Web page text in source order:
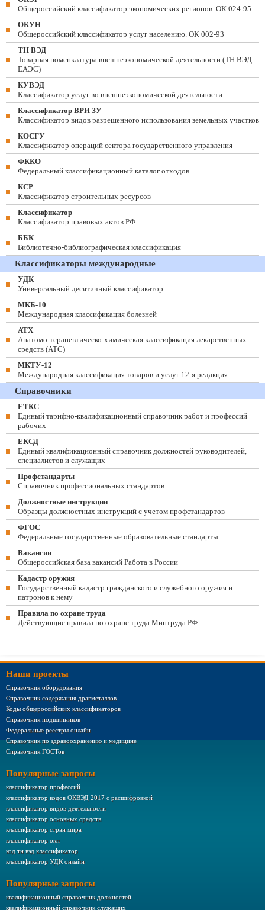
Общероссийский классификатор экономических регионов. ОК 024-95
ОКУН
Общероссийский классификатор услуг населению. ОК 002-93
ТН ВЭД
Товарная номенклатура внешнеэкономической деятельности (ТН ВЭД
ЕАЭС)
КУВЭД
Классификатор услуг во внешнеэкономической деятельности
Классификатор ВРИ ЗУ
Классификатор видов разрешенного использования земельных участков
КОСГУ
Классификатор операций сектора государственного управления
ФККО
Федеральный классификационный каталог отходов
КСР
Классификатор строительных ресурсов
Классификатор
Классификатор правовых актов РФ
ББК
Библиотечно-библиографическая классификация
Классификаторы международные
УДК
Универсальный десятичный классификатор
МКБ-10
Международная классификация болезней
АТХ
Анатомо-терапевтическо-химическая классификация лекарственных
средств (ATC)
МКТУ-12
Международная классификация товаров и услуг 12-я редакция
Справочники
ЕТКС
Единый тарифно-квалификационный справочник работ и профессий
рабочих
ЕКСД
Единый квалификационный справочник должностей руководителей,
специалистов и служащих
Профстандарты
Справочник профессиональных стандартов
Должностные инструкции
Образцы должностных инструкций с учетом профстандартов
ФГОС
Федеральные государственные образовательные стандарты
Вакансии
Общероссийская база вакансий Работа в России
Кадастр оружия
Государственный кадастр гражданского и служебного оружия и
патронов к нему
Правила по охране труда
Действующие правила по охране труда Минтруда РФ
Наши проекты
Справочник оборудования
Справочник содержания драгметаллов
Коды общероссийских классификаторов
Справочник подшипников
Федеральные реестры онлайн
Справочник по здравоохранению и медицине
Справочник ГОСТов
Популярные запросы
классификатор профессий
классификатор кодов ОКВЭД 2017 с расшифровкой
классификатор видов деятельности
классификатор основных средств
классификатор стран мира
классификатор окп
код тн вэд классификатор
классификатор УДК онлайн
Популярные запросы
квалификационный справочник должностей
квалификационный справочник служащих